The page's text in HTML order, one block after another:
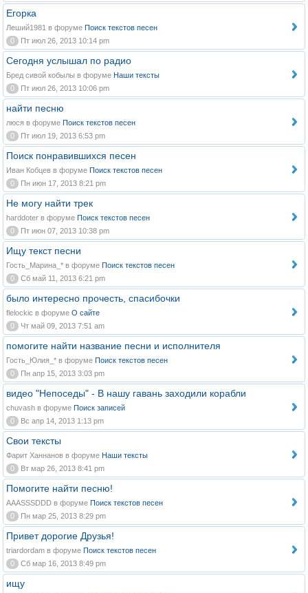
Егорка
Леший1981 в форуме Поиск текстов песен
0
Пт июл 26, 2013 10:14 pm
Сегодня услышал по радио
Бред сивой кобылы в форуме Наши тексты
0
Пт июл 26, 2013 10:06 pm
найти песню
люся в форуме Поиск текстов песен
0
Пт июл 19, 2013 6:53 pm
Поиск понравившихся песен
Иван Кобцев в форуме Поиск текстов песен
0
Пн июн 17, 2013 8:21 pm
Не могу найти трек
harddoter в форуме Поиск текстов песен
0
Пт июн 07, 2013 10:38 pm
Ищу текст песни
Гость_Марина_* в форуме Поиск текстов песен
0
Сб май 11, 2013 6:21 pm
было интересно прочесть, спасибочки
flelockic в форуме О сайте
0
Чт май 09, 2013 7:51 am
помогите найти название песни и исполнителя
Гость_Юлия_* в форуме Поиск текстов песен
0
Пн апр 15, 2013 3:03 pm
видео "Непоседы" - В нашу гавань заходили корабли
chuvash в форуме Поиск записей
0
Вс апр 14, 2013 1:13 pm
Свои тексты
Фарит Ханнанов в форуме Наши тексты
0
Вт мар 26, 2013 8:41 pm
Помогите найти песню!
AAASSSDDD в форуме Поиск текстов песен
0
Пн мар 25, 2013 8:29 pm
Привет дорогие Друзья!
triardordam в форуме Поиск текстов песен
0
Сб мар 16, 2013 8:49 pm
ищу